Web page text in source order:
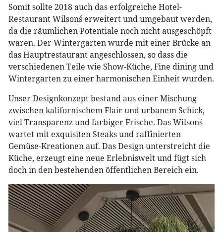
Somit sollte 2018 auch das erfolgreiche Hotel-
Restaurant Wilson´s erweitert und umgebaut werden,
da die räumlichen Potentiale noch nicht ausgeschöpft
waren. Der Wintergarten wurde mit einer Brücke an
das Hauptrestaurant angeschlossen, so dass die
verschiedenen Teile wie Show-Küche, Fine dining und
Wintergarten zu einer harmonischen Einheit wurden.
Unser Designkonzept bestand aus einer Mischung
zwischen kalifornischem Flair und urbanem Schick,
viel Transparenz und farbiger Frische. Das Wilson´s
wartet mit exquisiten Steaks und raffinierten
Gemüse-Kreationen auf. Das Design unterstreicht die
Küche, erzeugt eine neue Erlebniswelt und fügt sich
doch in den bestehenden öffentlichen Bereich ein.